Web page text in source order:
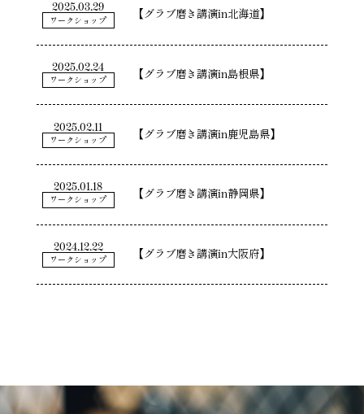
2025.03.29
ワークショップ 【グラブ磨き講演in北海道】
2025.02.24
ワークショップ 【グラブ磨き講演in島根県】
2025.02.11
ワークショップ 【グラブ磨き講演in鹿児島県】
2025.01.18
ワークショップ 【グラブ磨き講演in静岡県】
2024.12.22
ワークショップ 【グラブ磨き講演in大阪府】